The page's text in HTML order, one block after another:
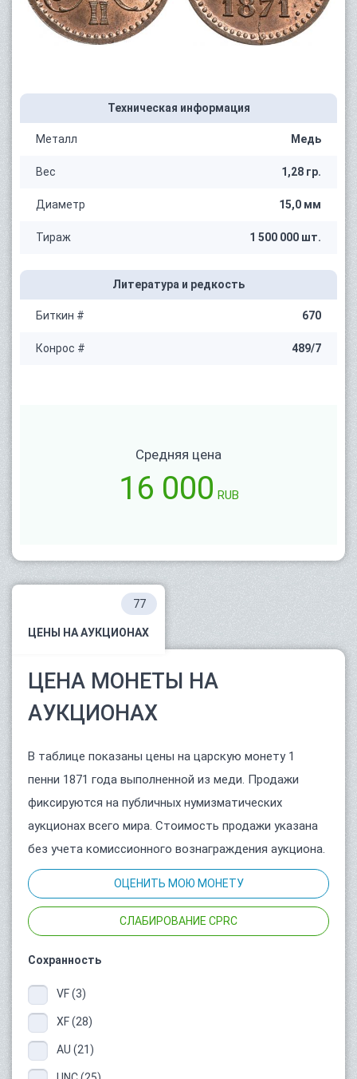
Техническая информация
Металл Медь
Вес 1,28 гр.
Диаметр 15,0 мм
Тираж 1 500 000 шт.
Литература и редкость
Биткин # 670
Конрос # 489/7
Средняя цена
16 000 RUB
ЦЕНЫ НА АУКЦИОНАХ
77
ЦЕНА МОНЕТЫ НА
АУКЦИОНАХ
В таблице показаны цены на царскую монету 1
пенни 1871 года выполненной из меди. Продажи
фиксируются на публичных нумизматических
аукционах всего мира. Стоимость продажи указана
без учета комиссионного вознаграждения аукциона.
ОЦЕНИТЬ МОЮ МОНЕТУ
СЛАБИРОВАНИЕ CPRC
Сохранность
VF (3)
XF (28)
AU (21)